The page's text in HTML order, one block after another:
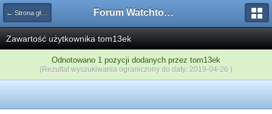
← Strona główna Forum Watchtower
Zawartość użytkownika tom13ek
Odnotowano 1 pozycji dodanych przez tom13ek
(Rezultat wyszukiwania ograniczony do daty: 2019-04-26 )